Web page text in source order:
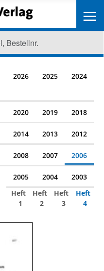
2026 2025 2024
2020 2019 2018
2014 2013 2012
2008 2007 2006
2005 2004 2003
Heft
1
Heft
2
Heft
3
Heft
4
≡